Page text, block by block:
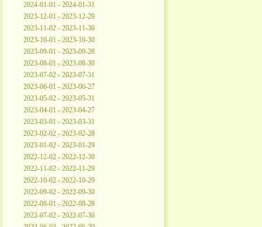
2024-01-01 - 2024-01-31
2023-12-01 - 2023-12-29
2023-11-02 - 2023-11-30
2023-10-01 - 2023-10-30
2023-09-01 - 2023-09-28
2023-08-01 - 2023-08-30
2023-07-02 - 2023-07-31
2023-06-01 - 2023-06-27
2023-05-02 - 2023-05-31
2023-04-01 - 2023-04-27
2023-03-01 - 2023-03-31
2023-02-02 - 2023-02-28
2023-01-02 - 2023-01-29
2022-12-02 - 2022-12-30
2022-11-02 - 2022-11-29
2022-10-02 - 2022-10-29
2022-09-02 - 2022-09-30
2022-08-01 - 2022-08-28
2022-07-02 - 2022-07-30